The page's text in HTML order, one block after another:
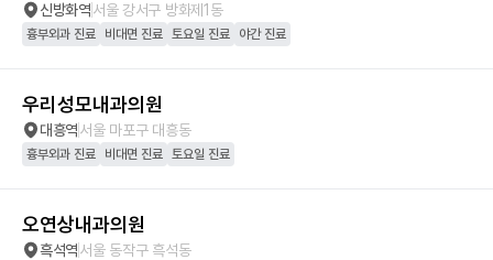
신방화역서울 강서구 방화제1동
흉부외과 진료 비대면 진료 토요일 진료 야간 진료
우리성모내과의원
대흥역서울 마포구 대흥동
흉부외과 진료 비대면 진료 토요일 진료
오연상내과의원
흑석역서울 동작구 흑석동